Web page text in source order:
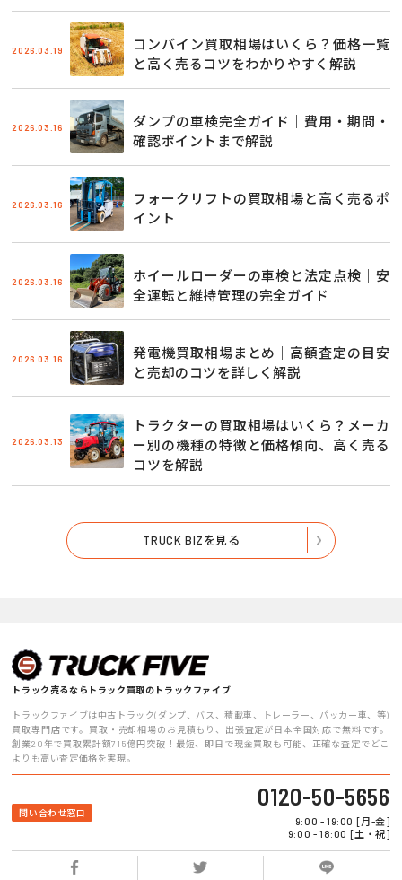
2026.03.19
コンバイン買取相場はいくら？価格一覧
と高く売るコツをわかりやすく解説
2026.03.16
ダンプの車検完全ガイド｜費用・期間・
確認ポイントまで解説
2026.03.16
フォークリフトの買取相場と高く売るポ
イント
2026.03.16
ホイールローダーの車検と法定点検｜安
全運転と維持管理の完全ガイド
2026.03.16
発電機買取相場まとめ｜高額査定の目安
と売却のコツを詳しく解説
2026.03.13
トラクターの買取相場はいくら？メーカ
ー別の機種の特徴と価格傾向、高く売る
コツを解説
TRUCK BIZを見る
トラック売るならトラック買取のトラックファイブ
トラックファイブは中古トラック(ダンプ、バス、積載車、トレーラー、パッカー車、等)
買取専門店です。買取・売却相場のお見積もり、出張査定が日本全国対応で無料です。
創業20年で買取累計額715億円突破！最短、即日で現金買取も可能、正確な査定でどこ
よりも高い査定価格を実現。
問い合わせ窓口
0120-50-5656
9:00 - 19:00 [月-金]
9:00 - 18:00 [土・祝]